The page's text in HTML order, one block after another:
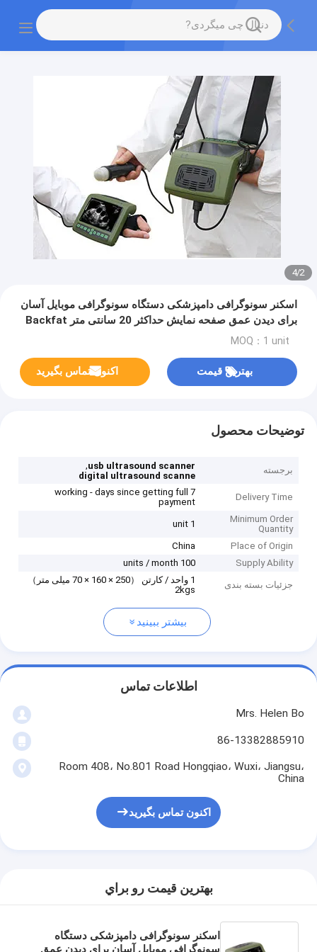
2
/
4
اسکنر سونوگرافی دامپزشکی دستگاه سونوگرافی موبایل آسان
برای دیدن عمق صفحه نمایش حداکثر 20 سانتی متر Backfat
MOQ：1 unit
بهترین قیمت اکنون تماس بگیرید
توضیحات محصول
برجسته usb ultrasound scanner
,
digital ultrasound scanne
Delivery Time
7 working - days since getting full
payment
Minimum Order
Quantity
1 unit
Place of Origin
China
Supply Ability
100 units / month
جزئیات بسته بندی
1 واحد / کارتن （250 × 160 × 70 میلی متر）
2kgs
بیشتر ببینید
اطلاعات تماس
Mrs. Helen Bo
86-13382885910
Room 408، No.801 Road Hongqiao، Wuxi، Jiangsu،
China
اکنون تماس بگیرید
بهترين قيمت رو براي
اسکنر سونوگرافی دامپزشکی دستگاه
سونوگرافی موبایل آسان برای دیدن عمق